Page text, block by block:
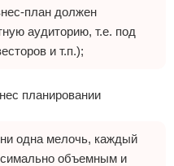
план должен
аудиторию, т.е. под
и т.п.);
одна мелочь, каждый
объемным и